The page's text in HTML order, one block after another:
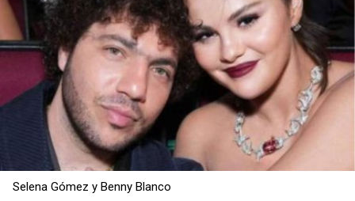
Selena Gómez y Benny Blanco